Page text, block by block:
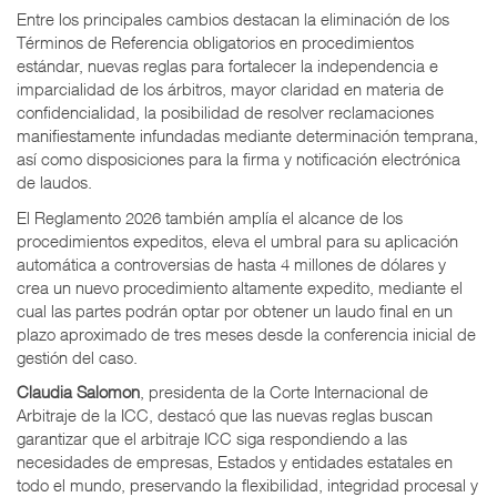
Entre los principales cambios destacan la eliminación de los
Términos de Referencia obligatorios en procedimientos
estándar, nuevas reglas para fortalecer la independencia e
imparcialidad de los árbitros, mayor claridad en materia de
confidencialidad, la posibilidad de resolver reclamaciones
manifiestamente infundadas mediante determinación temprana,
así como disposiciones para la firma y notificación electrónica
de laudos.
El Reglamento 2026 también amplía el alcance de los
procedimientos expeditos, eleva el umbral para su aplicación
automática a controversias de hasta 4 millones de dólares y
crea un nuevo procedimiento altamente expedito, mediante el
cual las partes podrán optar por obtener un laudo final en un
plazo aproximado de tres meses desde la conferencia inicial de
gestión del caso.
Claudia Salomon , presidenta de la Corte Internacional de
Arbitraje de la ICC, destacó que las nuevas reglas buscan
garantizar que el arbitraje ICC siga respondiendo a las
necesidades de empresas, Estados y entidades estatales en
todo el mundo, preservando la flexibilidad, integridad procesal y